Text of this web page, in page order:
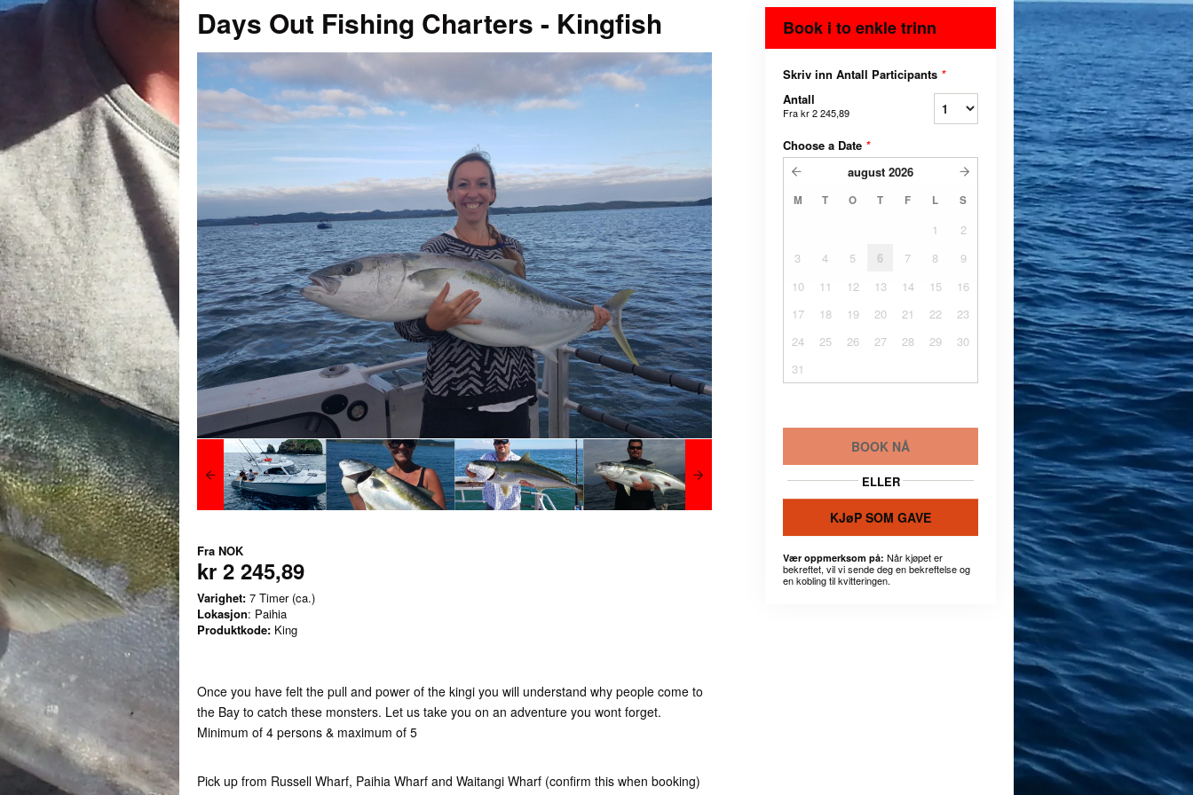
Days Out Fishing Charters - Kingfish
Fra NOK
kr 2 245,89
Varighet: 7 Timer (ca.)
Lokasjon: Paihia
Produktkode: King
Once you have felt the pull and power of the kingi you will understand why people come to
the Bay to catch these monsters. Let us take you on an adventure you wont forget.
Minimum of 4 persons & maximum of 5
Pick up from Russell Wharf, Paihia Wharf and Waitangi Wharf (confirm this when booking)
Book i to enkle trinn
Skriv inn Antall Participants *
Antall
Frakr 2 245,89
Choose a Date *
august 2026
M T O T F L S
1
2
3
4 5 6 7 8
9
10
11 12 13 14 15
16
17
18 19 20 21 22
23
24
25 26 27 28 29
30
31
BOOK NÅ
ELLER
KJøP SOM GAVE
Vær oppmerksom på: Når kjøpet er
bekreftet, vil vi sende deg en bekreftelse og
en kobling til kvitteringen.